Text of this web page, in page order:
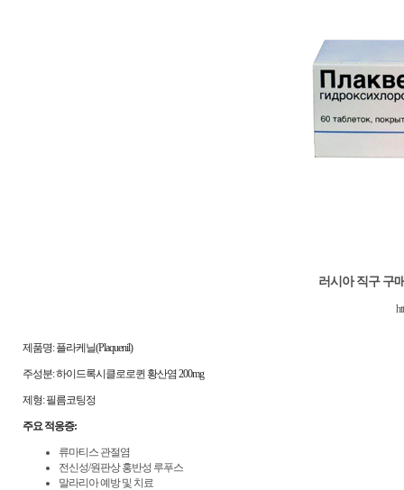
러시아 직구 구
제품명: 플라케닐(Plaquenil)
주성분: 하이드록시클로로퀸 황산염 200mg
제형: 필름코팅정
주요 적응증:
류마티스 관절염
전신성/원판상 홍반성 루푸스
말라리아 예방 및 치료